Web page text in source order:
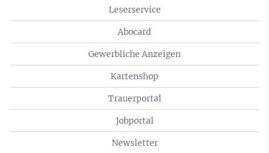
Leserservice
Abocard
Gewerbliche Anzeigen
Kartenshop
Trauerportal
Jobportal
Newsletter